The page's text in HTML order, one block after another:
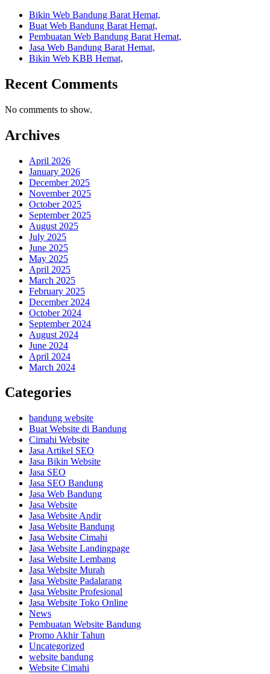
Bikin Web Bandung Barat Hemat,
Buat Web Bandung Barat Hemat,
Pembuatan Web Bandung Barat Hemat,
Jasa Web Bandung Barat Hemat,
Bikin Web KBB Hemat,
Recent Comments
No comments to show.
Archives
April 2026
January 2026
December 2025
November 2025
October 2025
September 2025
August 2025
July 2025
June 2025
May 2025
April 2025
March 2025
February 2025
December 2024
October 2024
September 2024
August 2024
June 2024
April 2024
March 2024
Categories
bandung website
Buat Website di Bandung
Cimahi Website
Jasa Artikel SEO
Jasa Bikin Website
Jasa SEO
Jasa SEO Bandung
Jasa Web Bandung
Jasa Website
Jasa Website Andir
Jasa Website Bandung
Jasa Website Cimahi
Jasa Website Landingpage
Jasa Website Lembang
Jasa Website Murah
Jasa Website Padalarang
Jasa Website Profesional
Jasa Website Toko Online
News
Pembuatan Website Bandung
Promo Akhir Tahun
Uncategorized
website bandung
Website Cimahi